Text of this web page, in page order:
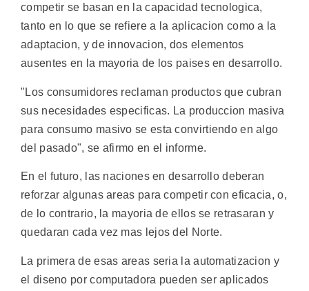
competir se basan en la capacidad tecnologica,
tanto en lo que se refiere a la aplicacion como a la
adaptacion, y de innovacion, dos elementos
ausentes en la mayoria de los paises en desarrollo.
"Los consumidores reclaman productos que cubran
sus necesidades especificas. La produccion masiva
para consumo masivo se esta convirtiendo en algo
del pasado", se afirmo en el informe.
En el futuro, las naciones en desarrollo deberan
reforzar algunas areas para competir con eficacia, o,
de lo contrario, la mayoria de ellos se retrasaran y
quedaran cada vez mas lejos del Norte.
La primera de esas areas seria la automatizacion y
el diseno por computadora pueden ser aplicados